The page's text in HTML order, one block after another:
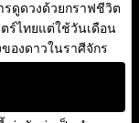
รดูดวงด้วยกราฟชีวิต
ร์ไทยแต่ใช้วันเดือน
องดาวในราศีจักร